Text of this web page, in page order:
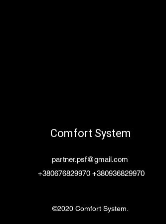
Comfort System
partner.psf@gmail.com
+380676829970 +380936829970
©2020 Comfort System.